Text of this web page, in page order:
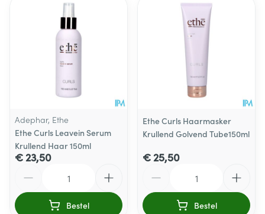
Adephar, Ethe
Ethe Curls Leavein Serum
Krullend Haar 150ml
€ 23,50
Bestel
Ethe Curls Haarmasker
Krullend Golvend Tube150ml
€ 25,50
Bestel